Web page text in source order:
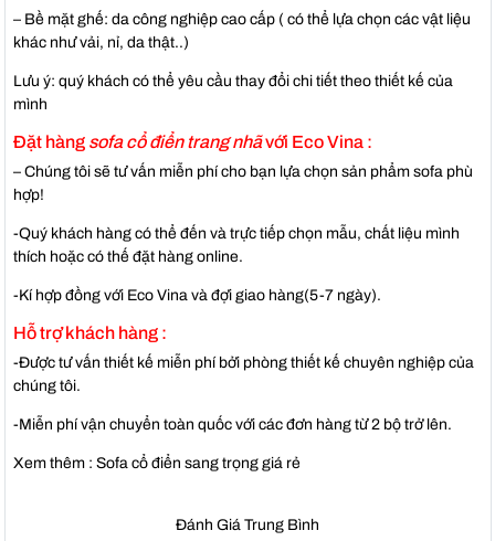
– Bề mặt ghế: da công nghiệp cao cấp ( có thể lựa chọn các vật liệu
khác như vải, nỉ, da thật..)
Lưu ý: quý khách có thể yêu cầu thay đổi chi tiết theo thiết kế của
mình
Đặt hàng sofa cổ điển trang nhãvới Eco Vina :
– Chúng tôi sẽ tư vấn miễn phí cho bạn lựa chọn sản phẩm sofa phù
hợp!
-Quý khách hàng có thể đến và trực tiếp chọn mẫu, chất liệu mình
thích hoặc có thế đặt hàng online.
-Kí hợp đồng với Eco Vina và đợi giao hàng(5-7 ngày).
Hỗ trợ khách hàng :
-Được tư vấn thiết kế miễn phí bởi phòng thiết kế chuyên nghiệp của
chúng tôi.
-Miễn phí vận chuyển toàn quốc với các đơn hàng từ 2 bộ trở lên.
Xem thêm : Sofa cổ điển sang trọng giá rẻ
Đánh Giá Trung Bình